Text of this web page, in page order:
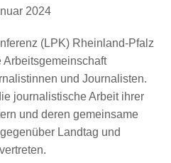
2024
(LPK) Rheinland-Pfalz
und Journalisten.
journalistische Arbeit ihrer
und deren gemeinsame
Landtag und